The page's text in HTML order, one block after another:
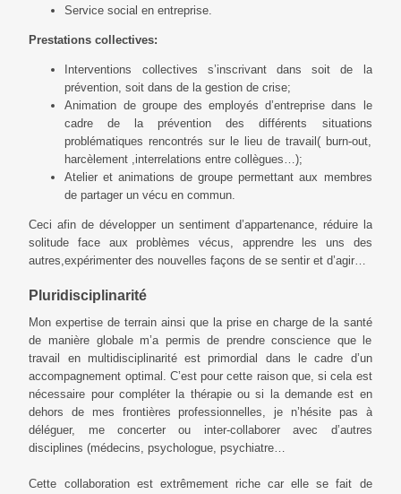
Service social en entreprise.
Prestations collectives:
Interventions collectives s’inscrivant dans soit de la
prévention, soit dans de la gestion de crise;
Animation de groupe des employés d’entreprise dans le
cadre de la prévention des différents situations
problématiques rencontrés sur le lieu de travail( burn-out,
harcèlement ,interrelations entre collègues…);
Atelier et animations de groupe permettant aux membres
de partager un vécu en commun.
Ceci afin de développer un sentiment d’appartenance, réduire la
solitude face aux problèmes vécus, apprendre les uns des
autres,expérimenter des nouvelles façons de se sentir et d’agir…
Pluridisciplinarité
Mon expertise de terrain ainsi que la prise en charge de la santé
de manière globale m’a permis de prendre conscience que le
travail en multidisciplinarité est primordial dans le cadre d’un
accompagnement optimal. C’est pour cette raison que, si cela est
nécessaire pour compléter la thérapie ou si la demande est en
dehors de mes frontières professionnelles, je n’hésite pas à
déléguer, me concerter ou inter-collaborer avec d’autres
disciplines (médecins, psychologue, psychiatre…
Cette collaboration est extrêmement riche car elle se fait de